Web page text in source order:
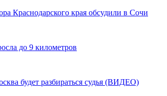
Краснодарского края обсудили в Сочи
до 9 километров
будет разбираться судья (ВИДЕО)